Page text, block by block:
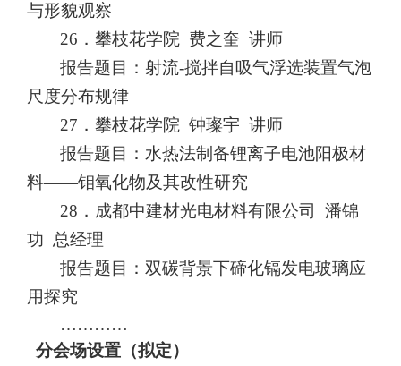
与形貌观察
26． 攀枝花学院 费之奎 讲师
报告题目：射流-搅拌自吸气浮选装置气泡
尺度分布规律
27． 攀枝花学院 钟璨宇 讲师
报告题目：水热法制备锂离子电池阳极材
料——钼氧化物及其改性研究
28． 成都中建材光电材料有限公司
潘锦
功 总经理
报告题目：双碳背景下碲化镉发电玻璃应
用探究
…………
分会场设置（拟定）